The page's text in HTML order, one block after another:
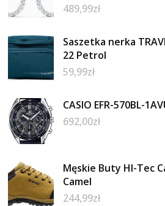
489,99zł
Saszetka nerka
22 Petrol
59,99zł
CASIO EFR-570BL-
692,00zł
Męskie Buty HI-Tec
Camel
244,99zł